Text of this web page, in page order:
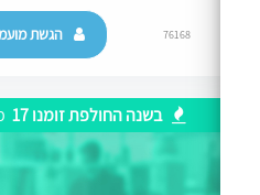
הגשת מועמדות
בשנה החולפת זומנו 17